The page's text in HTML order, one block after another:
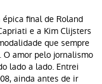
final de Roland
e a Kim Clijsters
que sempre
O amor pelo jornalismo
lado a lado. Entrei
ainda antes de ir